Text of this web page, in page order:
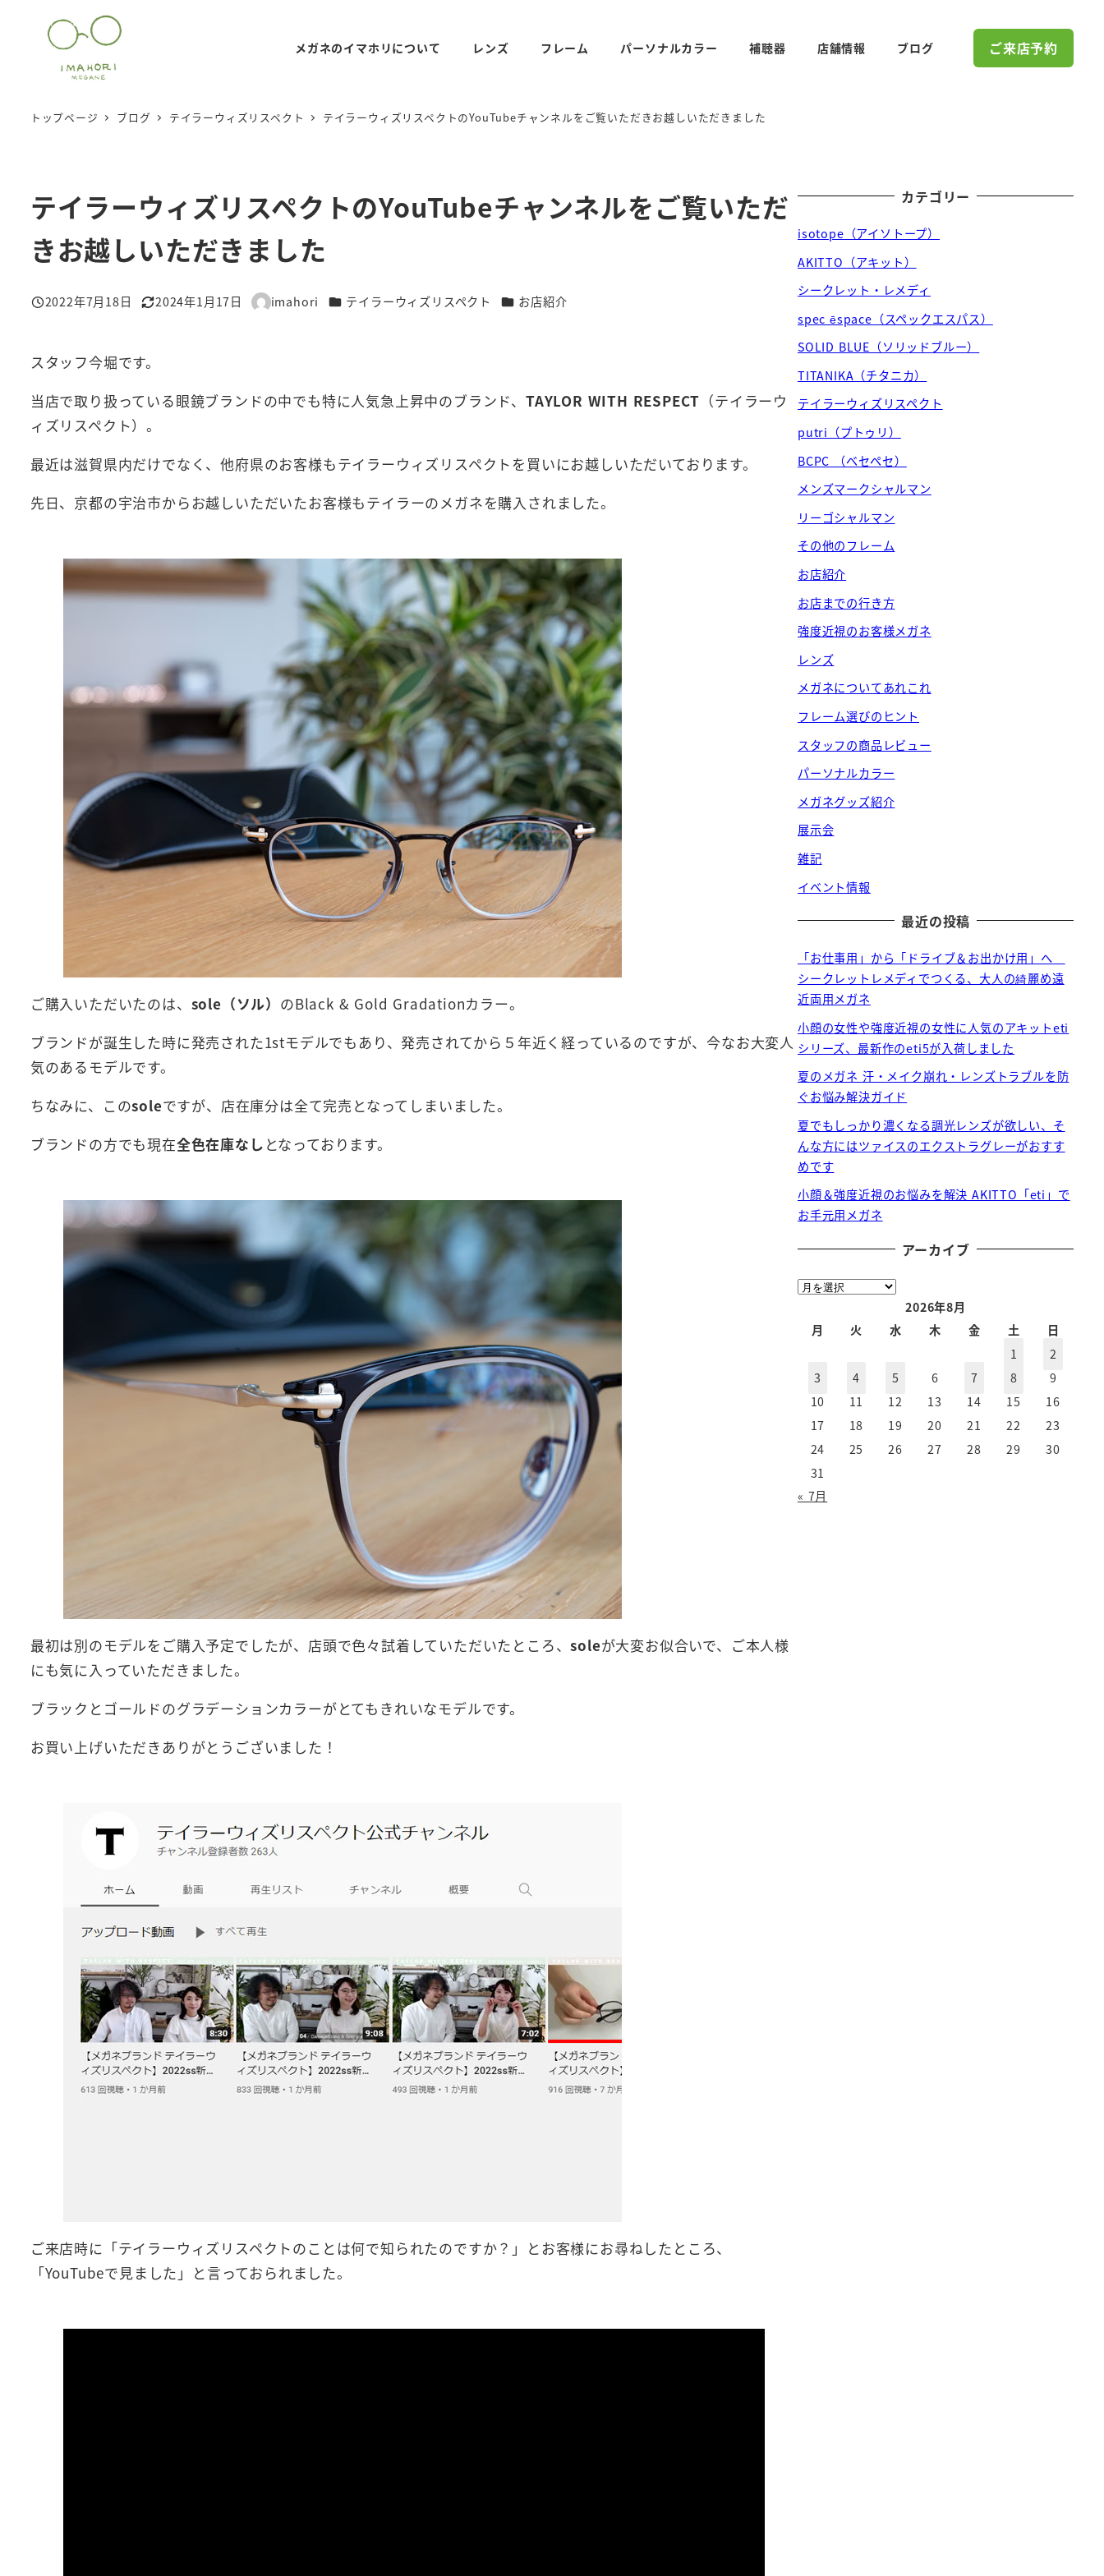
メガネのイマホリについて レンズ フレーム パーソナルカラー 補聴器 店舗情報 ブログ ご来店予約
トップページ ブログ テイラーウィズリスペクト テイラーウィズリスペクトのYouTubeチャンネルをご覧いただきお越しいただきました
テイラーウィズリスペクトのYouTubeチャンネルをご覧いただ
きお越しいただきました
投稿日
2022年7月18日
更新日
2024年1月17日
著
imahori カテゴリー
テイラーウィズリスペクト カテゴリー
お店紹介
スタッフ今堀です。
当店で取り扱っている眼鏡ブランドの中でも特に人気急上昇中のブランド、 TAYLOR WITH RESPECT （テイラーウ
ィズリスペクト）。
最近は滋賀県内だけでなく、他府県のお客様もテイラーウィズリスペクトを買いにお越しいただいております。
先日、京都の宇治市からお越しいただいたお客様もテイラーのメガネを購入されました。
ご購入いただいたのは、 sole（ソル） のBlack & Gold Gradationカラー。
ブランドが誕生した時に発売された1stモデルでもあり、発売されてから５年近く経っているのですが、今なお大変人
気のあるモデルです。
ちなみに、このsoleですが、店在庫分は全て完売となってしまいました。
ブランドの方でも現在全色在庫なし となっております。
最初は別のモデルをご購入予定でしたが、店頭で色々試着していただいたところ、soleが大変お似合いで、ご本人様
にも気に入っていただきました。
ブラックとゴールドのグラデーションカラーがとてもきれいなモデルです。
お買い上げいただきありがとうございました！
ご来店時に「テイラーウィズリスペクトのことは何で知られたのですか？」とお客様にお尋ねしたところ、
「YouTubeで見ました」と言っておられました。
カテゴリー
isotope（アイソトープ）
AKITTO（アキット）
シークレット・レメディ
spec ēspace（スペックエスパス）
SOLID BLUE（ソリッドブルー）
TITANIKA（チタニカ）
テイラーウィズリスペクト
putri（プトゥリ）
BCPC （ベセペセ）
メンズマークシャルマン
リーゴシャルマン
その他のフレーム
お店紹介
お店までの行き方
強度近視のお客様メガネ
レンズ
メガネについてあれこれ
フレーム選びのヒント
スタッフの商品レビュー
パーソナルカラー
メガネグッズ紹介
展示会
雑記
イベント情報
最近の投稿
「お仕事用」から「ドライブ＆お出かけ用」へ
シークレットレメディでつくる、大人の綺麗め遠
近両用メガネ
小顔の女性や強度近視の女性に人気のアキットeti
シリーズ、最新作のeti5が入荷しました
夏のメガネ 汗・メイク崩れ・レンズトラブルを防
ぐお悩み解決ガイド
夏でもしっかり濃くなる調光レンズが欲しい、そ
んな方にはツァイスのエクストラグレーがおすす
めです
小顔＆強度近視のお悩みを解決 AKITTO「eti」で
お手元用メガネ
アーカイブ
ア
2026年8月
月
火 水 木 金 土
日
1
2
3
4 5 6 7 8
9
10
11 12 13 14 15
16
17
18 19 20 21 22
23
24
25 26 27 28 29
30
31
« 7月